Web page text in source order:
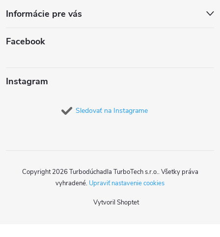
Informácie pre vás
Facebook
Instagram
Sledovať na Instagrame
Vytvoril Shoptet
Copyright 2026 Turbodúchadla TurboTech s.r.o.. Všetky práva
vyhradené. Upraviť nastavenie cookies